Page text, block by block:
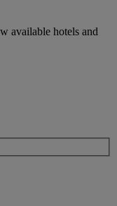
available hotels and